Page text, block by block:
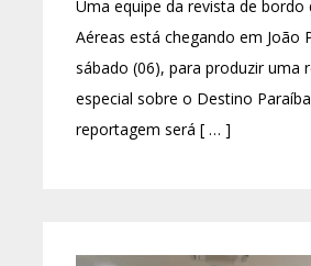
Uma equipe da revista de bordo
Aéreas está chegando em João
sábado (06), para produzir uma
especial sobre o Destino
reportagem será [ … ]